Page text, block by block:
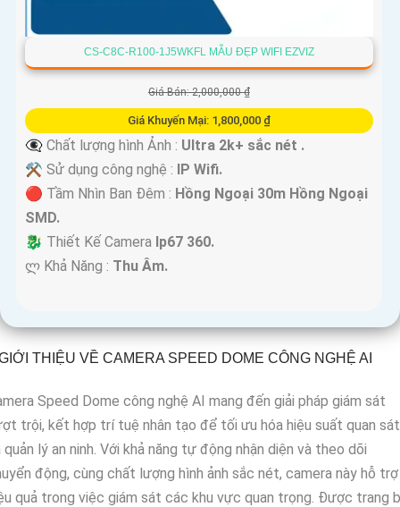
CS-C8C-R100-1J5WKFL MẪU ĐẸP WIFI EZVIZ
Giá Bán: 2,000,000 ₫
Giá Khuyến Mại: 1,800,000 ₫
👁️‍🗨 Chất lượng hình Ảnh : Ultra 2k+ sắc nét .
⚒ Sử dụng công nghệ :
IP Wifi.
🔴 Tầm Nhìn Ban Đêm : Hồng Ngoại 30m Hồng Ngoại
SMD.
🐉️ Thiết Kế Camera Ip67 360.
️ლ Khả Năng : Thu Âm.
THIỆU VỀ CAMERA SPEED DOME CÔNG NGHỆ AI
Speed Dome công nghệ AI mang đến giải pháp giám sát
trội, kết hợp trí tuệ nhân tạo để tối ưu hóa hiệu suất quan sát
quản lý an ninh. Với khả năng tự động nhận diện và theo dõi
động, cùng chất lượng hình ảnh sắc nét, camera này hỗ trợ
quả trong việc giám sát các khu vực quan trọng. Được trang